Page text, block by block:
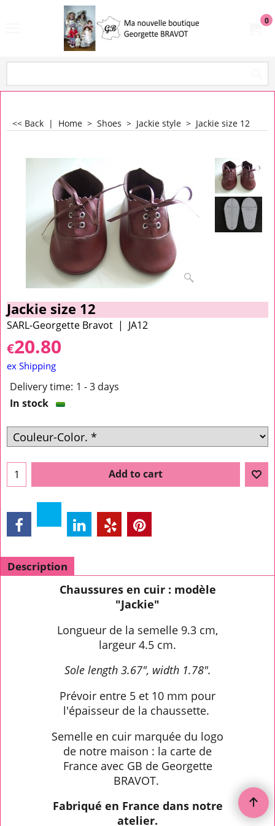
0
<< Back | Home > Shoes > Jackie style > Jackie size 12
Jackie size 12
SARL-Georgette Bravot JA12
€20.80
ex Shipping
Delivery time: 1 - 3 days
In stock
Add to cart
Description
Chaussures en cuir : modèle
"Jackie"
Longueur de la semelle 9.3 cm,
largeur 4.5 cm.
Sole length 3.67", width 1.78".
Prévoir entre 5 et 10 mm pour
l'épaisseur de la chaussette.
Semelle en cuir marquée du logo
de notre maison : la carte de
France avec GB de Georgette
BRAVOT.
Fabriqué en France dans notre
atelier.